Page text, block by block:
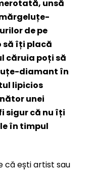
unsă
de pe
să îți placă
căruia poți să
diamant în
lipicios
unei
sigur că nu îți
în timpul
că ești artist sau